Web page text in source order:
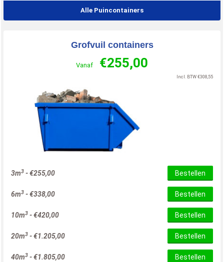
Alle Puincontainers
Grofvuil containers
Vanaf €255,00
Incl. BTW €308,55
3m3 -€255,00 Bestellen
6m3 -€338,00 Bestellen
10m3 -€420,00 Bestellen
20m3 -€1.205,00 Bestellen
40m3 -€1.805,00 Bestellen